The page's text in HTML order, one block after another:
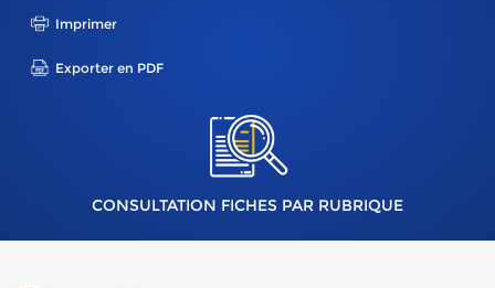
Imprimer
Exporter en PDF
CONSULTATION FICHES PAR RUBRIQUE